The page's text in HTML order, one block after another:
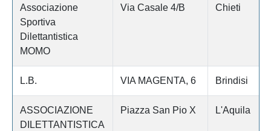
Associazione
Sportiva
Dilettantistica
MOMO
Via Casale 4/B Chieti
L.B. VIA MAGENTA, 6 Brindisi
ASSOCIAZIONE
DILETTANTISTICA
Piazza San Pio X L'Aquila